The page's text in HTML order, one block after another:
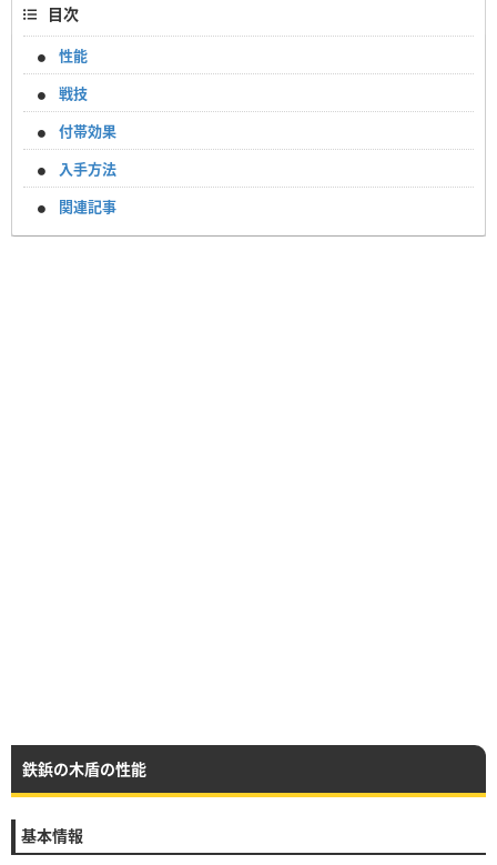
目次
性能
戦技
付帯効果
入手方法
関連記事
鉄鋲の木盾の性能
基本情報